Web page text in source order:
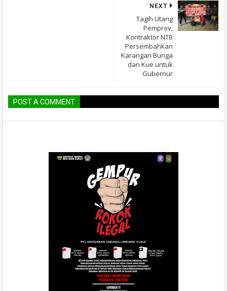
NEXT
Tagih Utang
Pemprov,
Kontraktor NTB
Persembahkan
Karangan Bunga
dan Kue untuk
Gubernur
POST A COMMENT